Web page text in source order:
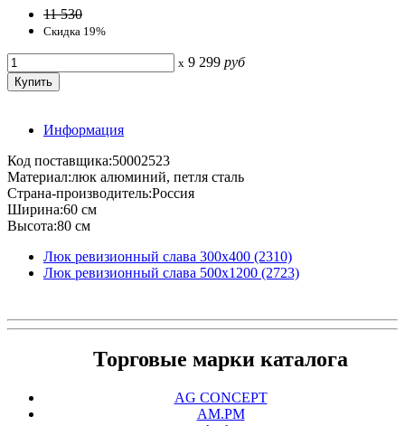
11 530
Скидка 19%
x 9 299 руб
Информация
Код поставщика:50002523
Материал:люк алюминий, петля сталь
Страна-производитель:Россия
Ширина:60 см
Высота:80 см
Люк ревизионный слава 300x400 (2310)
Люк ревизионный слава 500x1200 (2723)
Торговые марки каталога
AG CONCEPT
AM.PM